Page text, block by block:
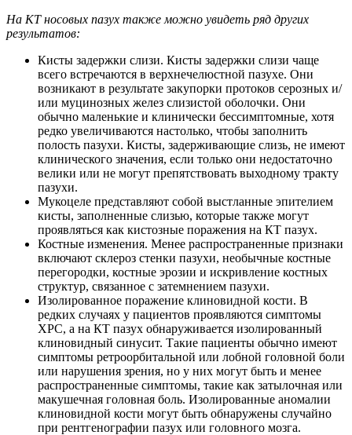
На КТ носовых пазух также можно увидеть ряд других
результатов:
Кисты задержки слизи. Кисты задержки слизи чаще
всего встречаются в верхнечелюстной пазухе. Они
возникают в результате закупорки протоков серозных и/
или муцинозных желез слизистой оболочки. Они
обычно маленькие и клинически бессимптомные, хотя
редко увеличиваются настолько, чтобы заполнить
полость пазухи. Кисты, задерживающие слизь, не имеют
клинического значения, если только они недостаточно
велики или не могут препятствовать выходному тракту
пазухи.
Мукоцеле представляют собой выстланные эпителием
кисты, заполненные слизью, которые также могут
проявляться как кистозные поражения на КТ пазух.
Костные изменения. Менее распространенные признаки
включают склероз стенки пазухи, необычные костные
перегородки, костные эрозии и искривление костных
структур, связанное с затемнением пазухи.
Изолированное поражение клиновидной кости. В
редких случаях у пациентов проявляются симптомы
ХРС, а на КТ пазух обнаруживается изолированный
клиновидный синусит. Такие пациенты обычно имеют
симптомы ретроорбитальной или лобной головной боли
или нарушения зрения, но у них могут быть и менее
распространенные симптомы, такие как затылочная или
макушечная головная боль. Изолированные аномалии
клиновидной кости могут быть обнаружены случайно
при рентгенографии пазух или головного мозга.